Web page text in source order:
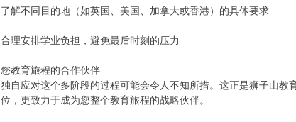
了解不同目的地（如英国、美国、加拿大或香港）的具体要求
合理安排学业负担，避免最后时刻的压力
您教育旅程的合作伙伴
独自应对这个多阶段的过程可能会令人不知所措。这正是狮子山
位，更致力于成为您整个教育旅程的战略伙伴。